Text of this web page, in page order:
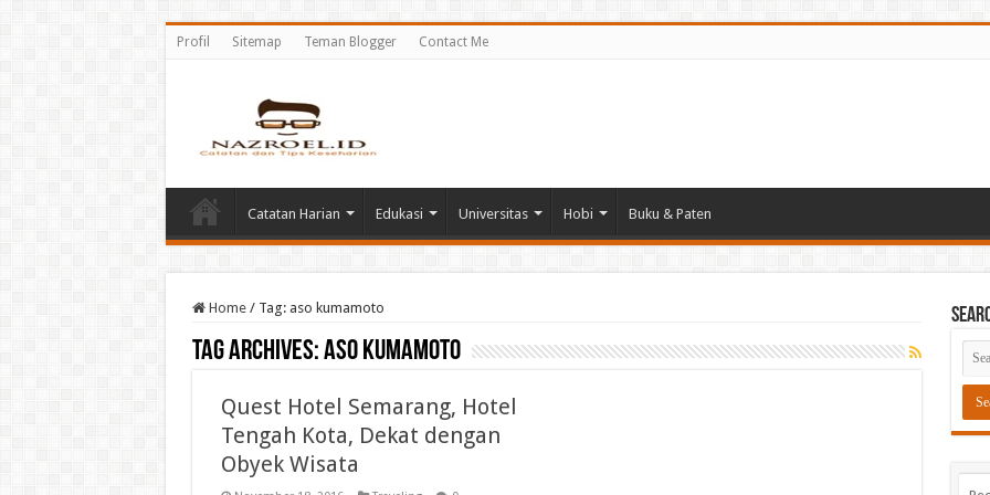
Profil Sitemap Teman Blogger Contact Me
Catatan Harian Edukasi Universitas Hobi Buku & Paten
Home / Tag: aso kumamoto
Tag Archives:aso kumamoto
Quest Hotel Semarang, Hotel
Tengah Kota, Dekat dengan
Obyek Wisata